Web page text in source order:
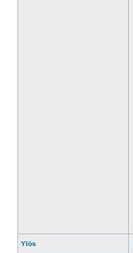
Ylös